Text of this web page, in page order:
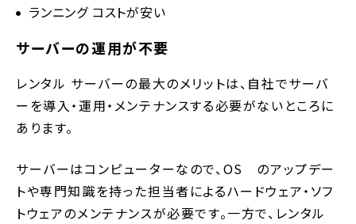
ランニング コストが安い
サーバーの運用が不要
レンタル サーバーの最大のメリットは、自社でサーバ
ーを導入・運用・メンテナンスする必要がないところに
あります。
サーバーはコンピューターなので、OS のアップデー
トや専門知識を持った担当者によるハードウェア・ソフ
トウェアのメンテナンスが必要です。一方で、レンタル